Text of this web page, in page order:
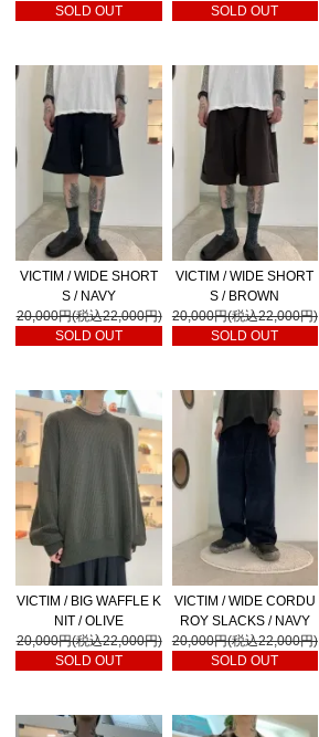
SOLD OUT
SOLD OUT
VICTIM / WIDE SHORT
S / NAVY
20,000円(税込22,000円)
SOLD OUT
VICTIM / WIDE SHORT
S / BROWN
20,000円(税込22,000円)
SOLD OUT
VICTIM / BIG WAFFLE K
NIT / OLIVE
20,000円(税込22,000円)
SOLD OUT
VICTIM / WIDE CORDU
ROY SLACKS / NAVY
20,000円(税込22,000円)
SOLD OUT